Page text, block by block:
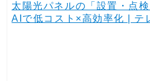
太陽光パネルの「設置・点
AIで低コスト×高効率化 | テ